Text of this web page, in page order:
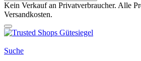
Kein Verkauf an Privatverbraucher. Alle
Versandkosten.
Suche